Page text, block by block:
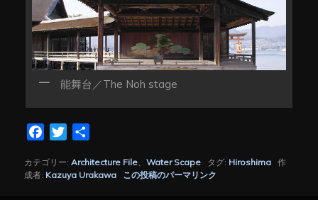
能舞台／The Noh stage
FacebookTwitter
カテゴリー:Architecture File 、Water Scape タグ: Hiroshima 作
成者: Kazuya Urakawa この投稿のパーマリンク